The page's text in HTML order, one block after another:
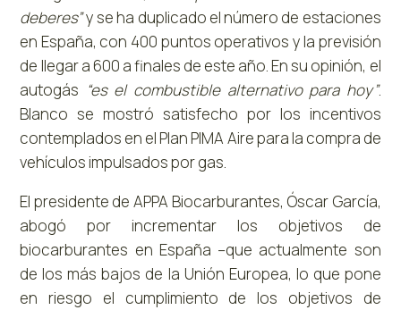
deberes”y se ha duplicado el número de estaciones
en España, con 400 puntos operativos y la previsión
de llegar a 600 a finales de este año. En su opinión, el
autogás “es el combustible alternativo para hoy”.
Blanco se mostró satisfecho por los incentivos
contemplados en el Plan PIMA Aire para la compra de
vehículos impulsados por gas.
El presidente de APPA Biocarburantes, Óscar García,
abogó por incrementar los objetivos de
biocarburantes en España –que actualmente son
de los más bajos de la Unión Europea, lo que pone
en riesgo el cumplimiento de los objetivos de